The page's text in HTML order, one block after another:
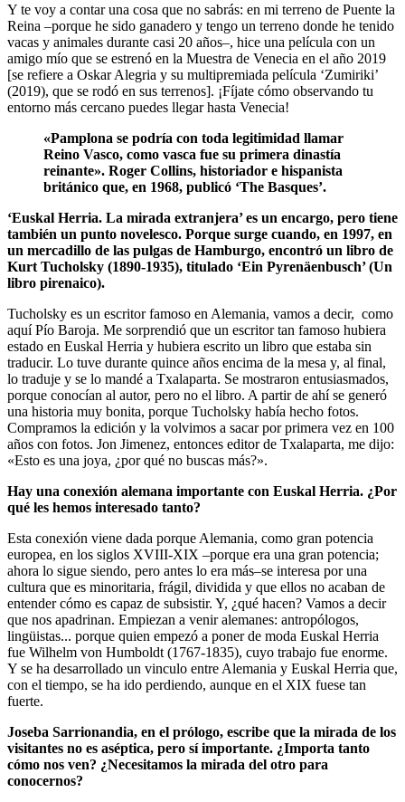
Y te voy a contar una cosa que no sabrás: en mi terreno de Puente la
Reina –porque he sido ganadero y tengo un terreno donde he tenido
vacas y animales durante casi 20 años–, hice una película con un
amigo mío que se estrenó en la Muestra de Venecia en el año 2019
[se refiere a Oskar Alegria y su multipremiada película ‘Zumiriki’
(2019), que se rodó en sus terrenos]. ¡Fíjate cómo observando tu
entorno más cercano puedes llegar hasta Venecia!
«Pamplona se podría con toda legitimidad llamar
Reino Vasco, como vasca fue su primera dinastía
reinante». Roger Collins, historiador e hispanista
británico que, en 1968, publicó ‘The Basques’.
‘Euskal Herria. La mirada extranjera’ es un encargo, pero tiene
también un punto novelesco. Porque surge cuando, en 1997, en
un mercadillo de las pulgas de Hamburgo, encontró un libro de
Kurt Tucholsky (1890-1935), titulado ‘Ein Pyrenäenbusch’ (Un
libro pirenaico).
Tucholsky es un escritor famoso en Alemania, vamos a decir, como
aquí Pío Baroja. Me sorprendió que un escritor tan famoso hubiera
estado en Euskal Herria y hubiera escrito un libro que estaba sin
traducir. Lo tuve durante quince años encima de la mesa y, al final,
lo traduje y se lo mandé a Txalaparta. Se mostraron entusiasmados,
porque conocían al autor, pero no el libro. A partir de ahí se generó
una historia muy bonita, porque Tucholsky había hecho fotos.
Compramos la edición y la volvimos a sacar por primera vez en 100
años con fotos. Jon Jimenez, entonces editor de Txalaparta, me dijo:
«Esto es una joya, ¿por qué no buscas más?».
Hay una conexión alemana importante con Euskal Herria. ¿Por
qué les hemos interesado tanto?
Esta conexión viene dada porque Alemania, como gran potencia
europea, en los siglos XVIII-XIX –porque era una gran potencia;
ahora lo sigue siendo, pero antes lo era más–se interesa por una
cultura que es minoritaria, frágil, dividida y que ellos no acaban de
entender cómo es capaz de subsistir. Y, ¿qué hacen? Vamos a decir
que nos apadrinan. Empiezan a venir alemanes: antropólogos,
lingüistas... porque quien empezó a poner de moda Euskal Herria
fue Wilhelm von Humboldt (1767-1835), cuyo trabajo fue enorme.
Y se ha desarrollado un vinculo entre Alemania y Euskal Herria que,
con el tiempo, se ha ido perdiendo, aunque en el XIX fuese tan
fuerte.
Joseba Sarrionandia, en el prólogo, escribe que la mirada de los
visitantes no es aséptica, pero sí importante. ¿Importa tanto
cómo nos ven? ¿Necesitamos la mirada del otro para
conocernos?